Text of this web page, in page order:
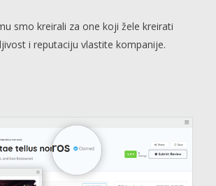
smo kreirali za one koji žele kreirati
i reputaciju vlastite kompanije.